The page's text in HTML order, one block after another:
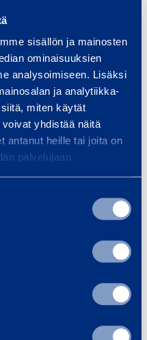
sisällön ja mainosten
ominaisuuksien
analysoimiseen. Lisäksi
ja analytiikka-
miten käytät
yhdistää näitä
antanut heille tai joita on
palvelujaan.